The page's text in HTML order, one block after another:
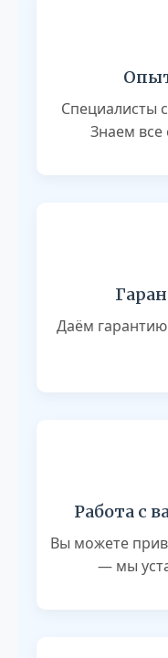
Специалисты
Знаем все
Даём
Работа с
Вы можете
— мы